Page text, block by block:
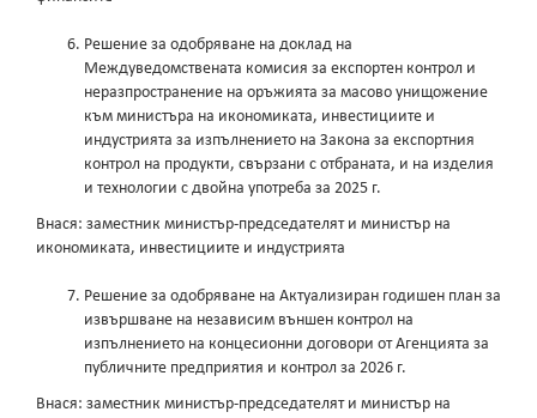
Решение за одобряване на доклад на
Междуведомствената комисия за експортен контрол и
неразпространение на оръжията за масово унищожение
към министъра на икономиката, инвестициите и
индустрията за изпълнението на Закона за експортния
контрол на продукти, свързани с отбраната, и на изделия
и технологии с двойна употреба за 2025 г.
Внася: заместник министър-председателят и министър на
икономиката, инвестициите и индустрията
Решение за одобряване на Актуализиран годишен план за
извършване на независим външен контрол на
изпълнението на концесионни договори от Агенцията за
публичните предприятия и контрол за 2026 г.
Внася: заместник министър-председателят и министър на